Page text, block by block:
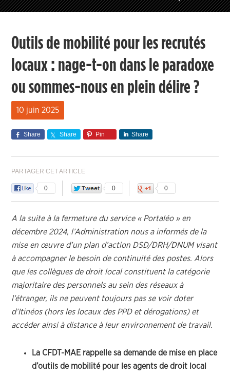
Outils de mobilité pour les recrutés
locaux : nage-t-on dans le paradoxe
ou sommes-nous en plein délire ?
10 juin 2025
Share Share Pin Share
PARTAGER CET ARTICLE
0 0 0
A la suite à la fermeture du service « Portaléo » en
décembre 2024, l’Administration nous a informés de la
mise en œuvre d’un plan d’action DSD/DRH/DNUM visant
à accompagner le besoin de continuité des postes. Alors
que les collègues de droit local constituent la catégorie
majoritaire des personnels au sein des réseaux à
l’étranger, ils ne peuvent toujours pas se voir doter
d’Itinéos (hors les locaux des PPD et dérogations) et
accéder ainsi à distance à leur environnement de travail.
La CFDT-MAE rappelle sa demande de mise en place
d’outils de mobilité pour les agents de droit local